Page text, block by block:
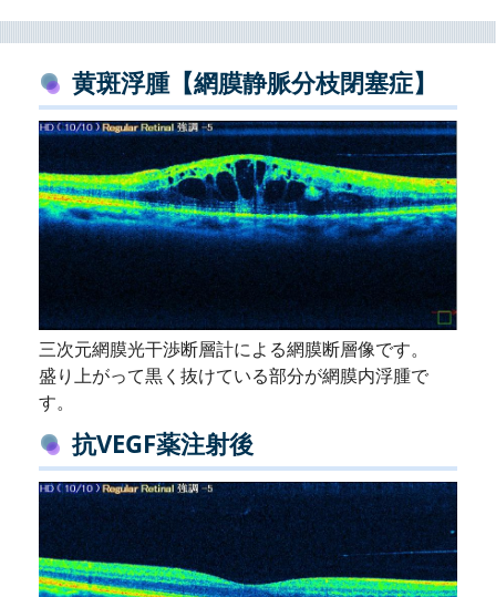
黄斑浮腫【網膜静脈分枝閉塞症】
三次元網膜光干渉断層計による網膜断層像です。
盛り上がって黒く抜けている部分が網膜内浮腫で
す。
抗VEGF薬注射後